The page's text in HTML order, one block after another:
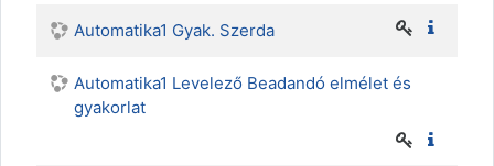
Automatika1 Gyak. Szerda
Automatika1 Levelező Beadandó elmélet és
gyakorlat